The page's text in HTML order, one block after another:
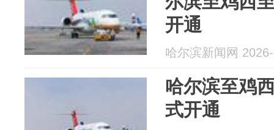
开通
哈尔滨新闻网
哈尔滨至鸡
式开通